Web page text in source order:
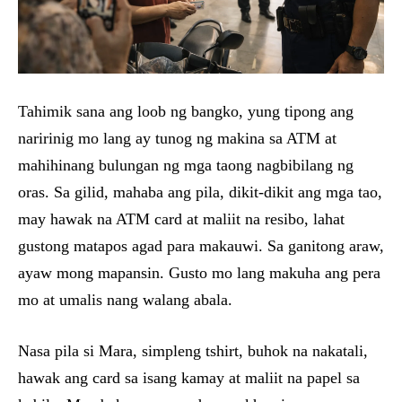
Tahimik sana ang loob ng bangko, yung tipong ang
naririnig mo lang ay tunog ng makina sa ATM at
mahihinang bulungan ng mga taong nagbibilang ng
oras. Sa gilid, mahaba ang pila, dikit-dikit ang mga tao,
may hawak na ATM card at maliit na resibo, lahat
gustong matapos agad para makauwi. Sa ganitong araw,
ayaw mong mapansin. Gusto mo lang makuha ang pera
mo at umalis nang walang abala.
Nasa pila si Mara, simpleng tshirt, buhok na nakatali,
hawak ang card sa isang kamay at maliit na papel sa